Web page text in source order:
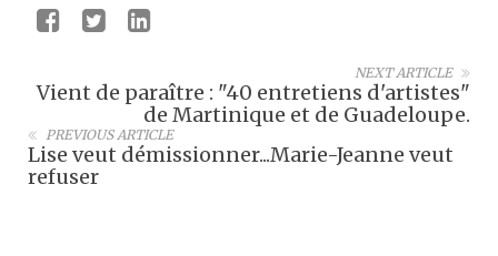
NEXT ARTICLE
Vient de paraître : "40 entretiens d'artistes"
de Martinique et de Guadeloupe.
PREVIOUS ARTICLE
Lise veut démissionner...Marie-Jeanne veut
refuser